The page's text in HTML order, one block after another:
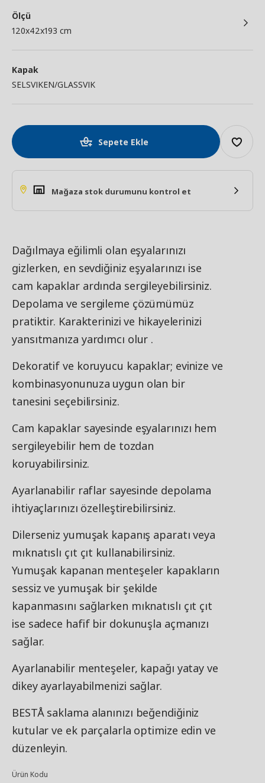
Ölçü
120x42x193 cm
Kapak
SELSVIKEN/GLASSVIK
Sepete Ekle
Mağaza stok durumunu kontrol et
Dağılmaya eğilimli olan eşyalarınızı
gizlerken, en sevdiğiniz eşyalarınızı ise
cam kapaklar ardında sergileyebilirsiniz.
Depolama ve sergileme çözümümüz
pratiktir. Karakterinizi ve hikayelerinizi
yansıtmanıza yardımcı olur .
Dekoratif ve koruyucu kapaklar; evinize ve
kombinasyonunuza uygun olan bir
tanesini seçebilirsiniz.
Cam kapaklar sayesinde eşyalarınızı hem
sergileyebilir hem de tozdan
koruyabilirsiniz.
Ayarlanabilir raflar sayesinde depolama
ihtiyaçlarınızı özelleştirebilirsiniz.
Dilerseniz yumuşak kapanış aparatı veya
mıknatıslı çıt çıt kullanabilirsiniz.
Yumuşak kapanan menteşeler kapakların
sessiz ve yumuşak bir şekilde
kapanmasını sağlarken mıknatıslı çıt çıt
ise sadece hafif bir dokunuşla açmanızı
sağlar.
Ayarlanabilir menteşeler, kapağı yatay ve
dikey ayarlayabilmenizi sağlar.
BESTÅ saklama alanınızı beğendiğiniz
kutular ve ek parçalarla optimize edin ve
düzenleyin.
Ürün Kodu